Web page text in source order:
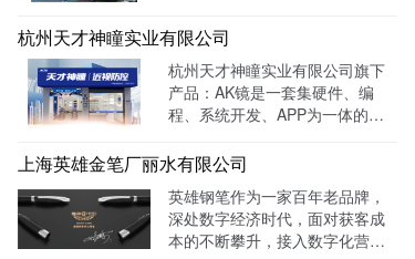
院已开通全国医保联网结算、省
市医保、省市老干部医保及市子
女统筹。通过LTD枢纽云系统升
级数字化品牌官网，患者可以通
过官网进行在线预约，在线咨询
杭州天才神瞳实业有限公司
杭州天才神瞳实业有限公司旗下
产品：AK镜是一套集硬件、编
程、系统开发、APP为一体的智
云系统做竞价投放，搭建符合产
品特性的落地页，使投放数据最
终都归集与系统后台同意进行管
理跟进，线索转化率进一步提
成！
上海英雄金笔厂丽水有限公司
英雄钢笔作为一家百年老品牌，
深处数字经济时代，面对获客成
本的不断攀升，接入数字化营销